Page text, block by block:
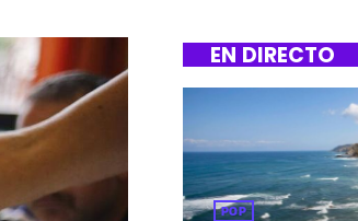
EN DIRECTO
POP